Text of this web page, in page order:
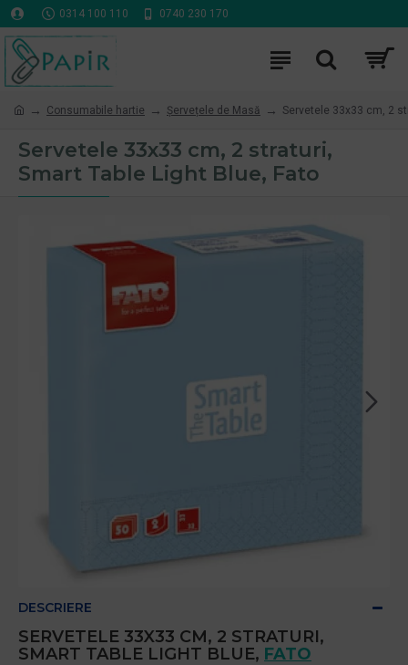
0314 100 110 0740 230 170
Consumabile hartie Șervețele de Masă Servetele 33x33 cm, 2
Servetele 33x33 cm, 2 straturi,
Smart Table Light Blue, Fato
DESCRIERE
SERVETELE 33X33 CM, 2 STRATURI,
SMART TABLE LIGHT BLUE, FATO